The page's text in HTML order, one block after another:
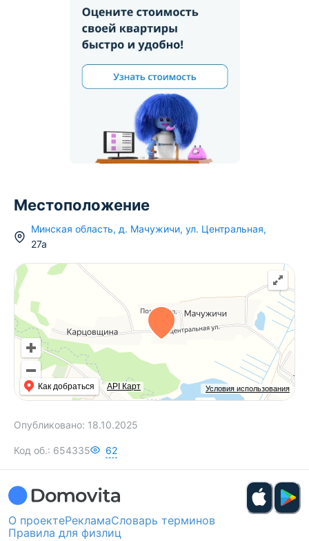
Местоположение
Минская область, д. Мачужичи, ул. Центральная,
27а
Условия использования
Как добраться API Карт
Опубликовано: 18.10.2025
Код об.: 654335 62
О проектеРекламаСловарь терминов
Правила для физлиц